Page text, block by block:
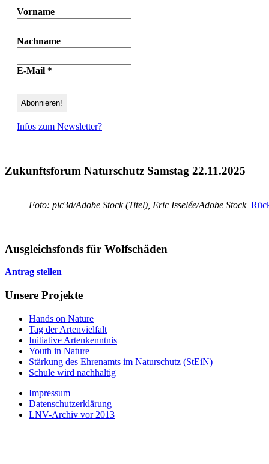
Vorname
Nachname
E-Mail *
Infos zum Newsletter?
Zukunftsforum Naturschutz Samstag 22.11.2025
Foto: pic3d/Adobe Stock (Titel), Eric Isselée/Adobe Stock
Ausgleichsfonds für Wolfschäden
Antrag stellen
Unsere Projekte
Hands on Nature
Tag der Artenvielfalt
Initiative Artenkenntnis
Youth in Nature
Stärkung des Ehrenamts im Naturschutz (StEiN)
Schule wird nachhaltig
Impressum
Datenschutzerklärung
LNV-Archiv vor 2013